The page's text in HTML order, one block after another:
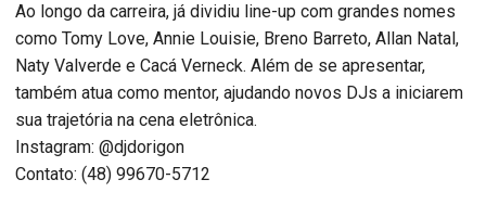
Ao longo da carreira, já dividiu line-up com grandes nomes
como Tomy Love, Annie Louisie, Breno Barreto, Allan Natal,
Naty Valverde e Cacá Verneck. Além de se apresentar,
também atua como mentor, ajudando novos DJs a iniciarem
sua trajetória na cena eletrônica.
Instagram: @djdorigon
Contato: (48) 99670-5712